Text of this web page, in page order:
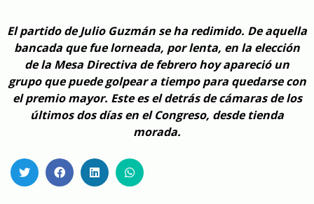
El partido de Julio Guzmán se ha redimido. De aquella
bancada que fue lorneada, por lenta, en la elección
de la Mesa Directiva de febrero hoy apareció un
grupo que puede golpear a tiempo para quedarse con
el premio mayor. Este es el detrás de cámaras de los
últimos dos días en el Congreso, desde tienda
morada.